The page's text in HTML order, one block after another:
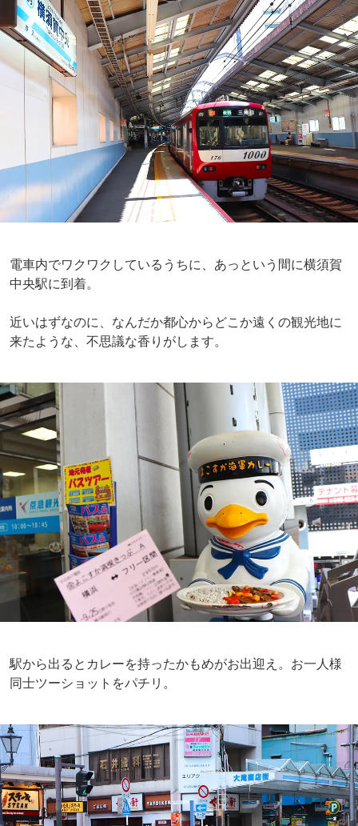
電車内でワクワクしているうちに、あっという間に横須賀
中央駅に到着。
近いはずなのに、なんだか都心からどこか遠くの観光地に
来たような、不思議な香りがします。
駅から出るとカレーを持ったかもめがお出迎え。お一人様
同士ツーショットをパチリ。